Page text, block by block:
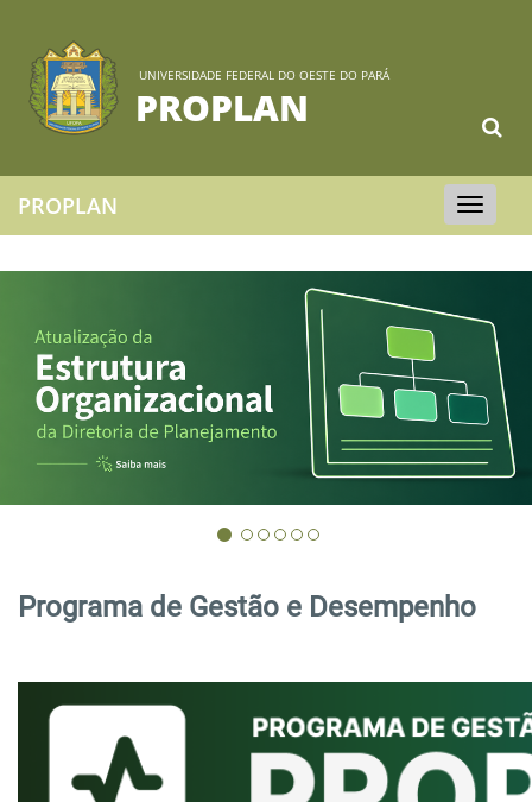
UNIVERSIDADE FEDERAL DO OESTE DO PARÁ
PROPLAN
Toggle
navigation
PROPLAN
Programa de Gestão e Desempenho